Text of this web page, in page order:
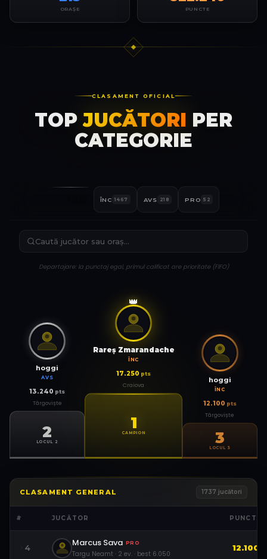
ORAȘE PUNCTE
CLASAMENT OFICIAL
TOP JUCĂTORI PER
CATEGORIE
ÎNC 1467 AVS 218 PRO 52
Departajare: la punctaj egal, primul calificat are prioritate (FIFO)
hoggi
AVS
13.240 pts
Târgoviște
2
LOCUL 2
👑
Rareş Zmarandache
ÎNC
17.250 pts
Craiova
1
CAMPION
hoggi
ÎNC
12.100 pts
Târgoviște
3
LOCUL 3
CLASAMENT GENERAL 1737 jucători
# JUCĂTOR PUNCTE
4 Marcus Sava PRO
Targu Neamt · 2 ev. · best 6.050
12.100